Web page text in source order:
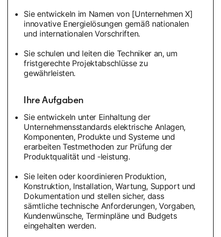
Sie entwickeln im Namen von [Unternehmen X]
innovative Energielösungen gemäß nationalen
und internationalen Vorschriften.
Sie schulen und leiten die Techniker an, um
fristgerechte Projektabschlüsse zu
gewährleisten.
Ihre Aufgaben
Sie entwickeln unter Einhaltung der
Unternehmensstandards elektrische Anlagen,
Komponenten, Produkte und Systeme und
erarbeiten Testmethoden zur Prüfung der
Produktqualität und -leistung.
Sie leiten oder koordinieren Produktion,
Konstruktion, Installation, Wartung, Support und
Dokumentation und stellen sicher, dass
sämtliche technische Anforderungen, Vorgaben,
Kundenwünsche, Terminpläne und Budgets
eingehalten werden.